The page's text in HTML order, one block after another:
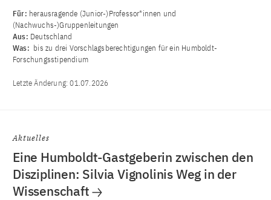
Für: herausragende (Junior-)Professor*innen und
(Nachwuchs-)Gruppenleitungen
Aus: Deutschland
Was: bis zu drei Vorschlagsberechtigungen für ein Humboldt-
Forschungsstipendium
Letzte Änderung:01.07.2026
Aktuelles
Eine Humboldt-Gastgeberin zwischen den
Disziplinen: Silvia Vignolinis Weg in der
Wissenschaft